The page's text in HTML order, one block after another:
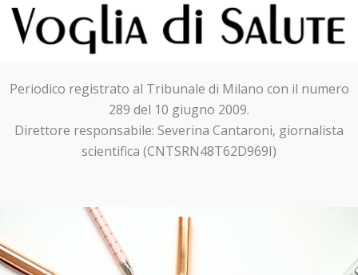
Periodico registrato al Tribunale di Milano con il numero
289 del 10 giugno 2009.
Direttore responsabile: Severina Cantaroni, giornalista
scientifica (CNTSRN48T62D969I)